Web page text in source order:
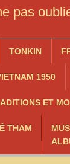
pas
TONKIN
1950
ET
THAM